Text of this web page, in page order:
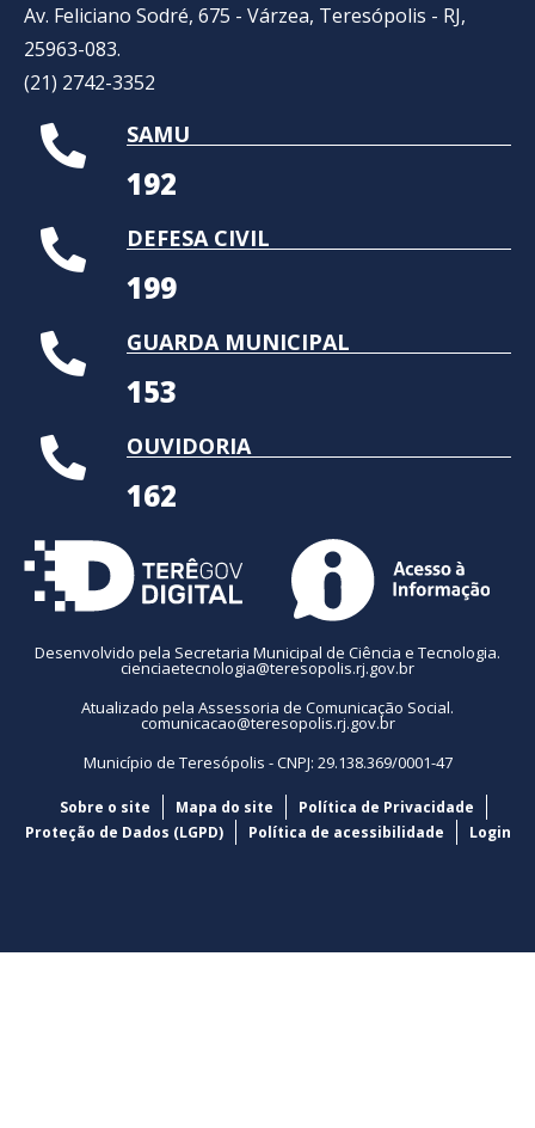
Av. Feliciano Sodré, 675 - Várzea, Teresópolis - RJ,
25963-083.
(21) 2742-3352​
SAMU
192
DEFESA CIVIL
199
GUARDA MUNICIPAL
153
OUVIDORIA
162
Desenvolvido pela Secretaria Municipal de Ciência e Tecnologia.
cienciaetecnologia@teresopolis.rj.gov.br
Atualizado pela Assessoria de Comunicação Social.
comunicacao@teresopolis.rj.gov.br
Município de Teresópolis - CNPJ: 29.138.369/0001-47
Sobre o site Mapa do site
Política de Privacidade
Proteção de Dados (LGPD)
Política de acessibilidade Login